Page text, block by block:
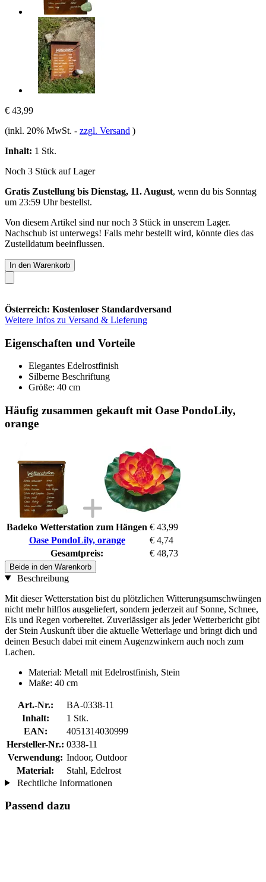
€ 43,99
(inkl. 20% MwSt. - zzgl. Versand )
Inhalt: 1 Stk.
Noch 3 Stück auf Lager
Gratis Zustellung bis Dienstag, 11. August, wenn du bis Sonntag
um 23:59 Uhrbestellst.
Von diesem Artikel sind nur noch 3 Stück in unserem Lager.
Nachschub ist unterwegs! Falls mehr bestellt wird, könnte dies das
Zustelldatum beeinflussen.
In den Warenkorb
Österreich: Kostenloser Standardversand
Weitere Infos zu Versand & Lieferung
Eigenschaften und Vorteile
Elegantes Edelrostfinish
Silberne Beschriftung
Größe: 40 cm
Häufig zusammen gekauft mit Oase PondoLily,
orange
Badeko Wetterstation zum Hängen € 43,99
Oase PondoLily, orange
€ 4,74
Gesamtpreis:
€ 48,73
Beide in den Warenkorb
Beschreibung
Mit dieser Wetterstation bist du plötzlichen Witterungsumschwüngen
nicht mehr hilflos ausgeliefert, sondern jederzeit auf Sonne, Schnee,
Eis und Regen vorbereitet. Zuverlässiger als jeder Wetterbericht gibt
der Stein Auskunft über die aktuelle Wetterlage und bringt dich und
deinen Besuch dabei mit einem Augenzwinkern auch noch zum
Lachen.
Material: Metall mit Edelrostfinish, Stein
Maße: 40 cm
Art.-Nr.:
BA-0338-11
Inhalt:
1 Stk.
EAN:
4051314030999
Hersteller-Nr.: 0338-11
Verwendung: Indoor, Outdoor
Material:
Stahl, Edelrost
Rechtliche Informationen
Passend dazu